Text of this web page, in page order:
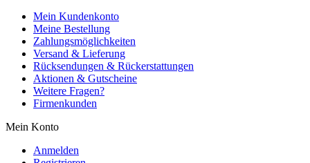
Mein Kundenkonto
Meine Bestellung
Zahlungsmöglichkeiten
Versand & Lieferung
Rücksendungen & Rückerstattungen
Aktionen & Gutscheine
Weitere Fragen?
Firmenkunden
Mein Konto
Anmelden